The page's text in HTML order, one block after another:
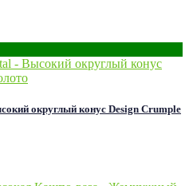
округлый конус Design Сrumple